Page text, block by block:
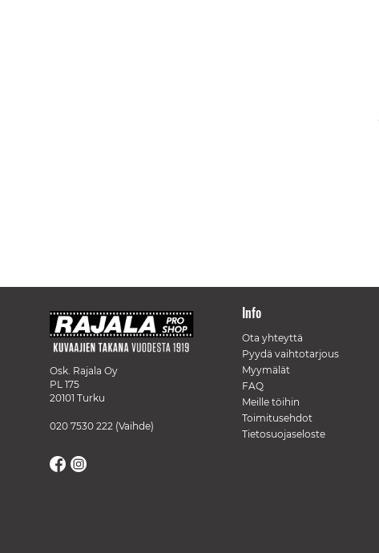
Osk. Rajala Oy
PL 175
20101 Turku
020 7530 222 (Vaihde)
Info
Ota yhteyttä
Pyydä vaihtotarjous
Myymälät
FAQ
Meille töihin
Toimitusehdot
Tietosuojaseloste